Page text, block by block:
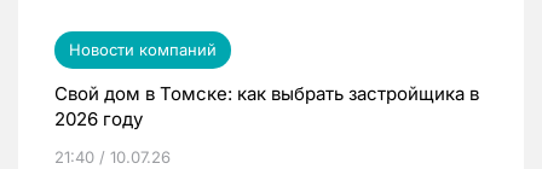
Новости компаний
Свой дом в Томске: как выбрать застройщика в
2026 году
21:40 / 10.07.26